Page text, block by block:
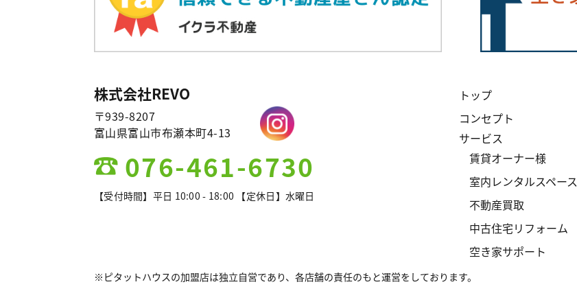
株式会社REVO
〒939-8207
富山県富山市布瀬本町4-13
076-461-6730
【受付時間】平日 10:00 - 18:00 【定休日】水曜日
トップ
コンセプト
サービス
賃貸オーナー様
室内レンタルスペース
不動産買取
中古住宅リフォーム
空き家サポート
※ピタットハウスの加盟店は独立自営であり、各店舗の責任のもと運営をしております。